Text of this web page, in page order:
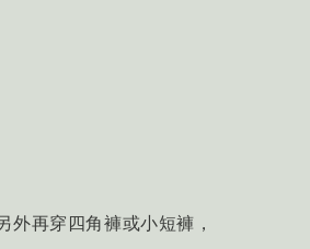
外再穿四角褲或小短褲，